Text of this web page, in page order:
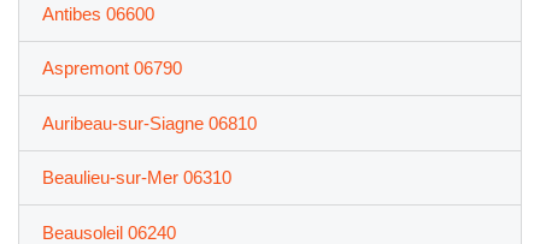
Antibes 06600
Aspremont 06790
Auribeau-sur-Siagne 06810
Beaulieu-sur-Mer 06310
Beausoleil 06240